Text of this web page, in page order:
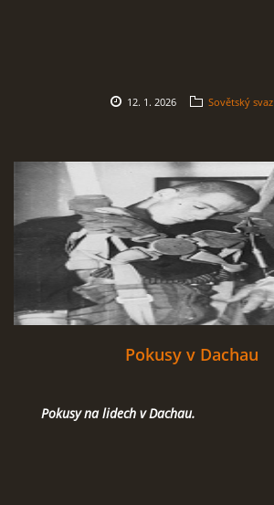
12. 1. 2026 Sovětský svaz
Pokusy v Dachau
Pokusy na lidech v Dachau.